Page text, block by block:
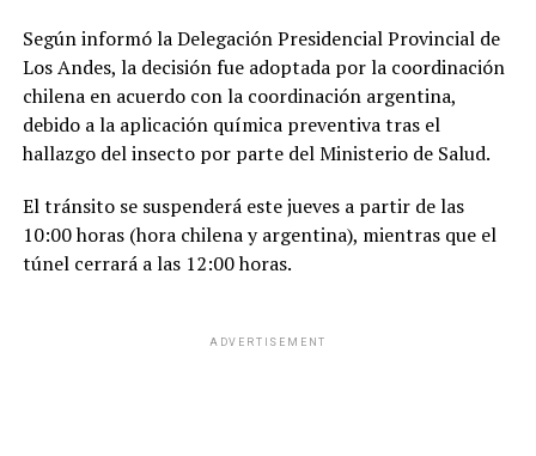
Según informó la Delegación Presidencial Provincial de
Los Andes, la decisión fue adoptada por la coordinación
chilena en acuerdo con la coordinación argentina,
debido a la aplicación química preventiva tras el
hallazgo del insecto por parte del Ministerio de Salud.
El tránsito se suspenderá este jueves a partir de las
10:00 horas (hora chilena y argentina), mientras que el
túnel cerrará a las 12:00 horas.
ADVERTISEMENT